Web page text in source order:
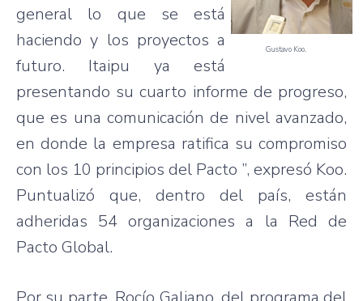
Gustavo Koo.
general lo que se está
haciendo y los proyectos a
futuro. Itaipu ya está
presentando su cuarto informe de progreso,
que es una comunicación de nivel avanzado,
en donde la empresa ratifica su compromiso
con los 10 principios del Pacto ”, expresó Koo.
Puntualizó que, dentro del país, están
adheridas 54 organizaciones a la Red de
Pacto Global.